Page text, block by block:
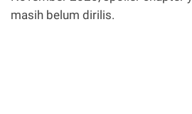
masih belum dirilis.